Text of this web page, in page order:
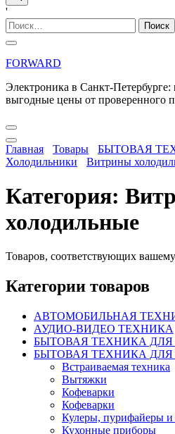
'
Найти:
FORWARD
Электроника в Санкт-
выгодные цены от проверенного
Главная Товары
БЫТОВАЯ
Холодильники
Витрины
Категория:
холодильные
Товаров, соответствующих
Категории товаров
АВТОМОБИЛЬНАЯ
АУДИО-ВИДЕО ТЕХНИКА
БЫТОВАЯ ТЕХНИКА
БЫТОВАЯ ТЕХНИКА
Встраиваемая техника
Вытяжки
Кофеварки
Кофеварки
Кулеры, пурифайеры и
Кухонные приборы